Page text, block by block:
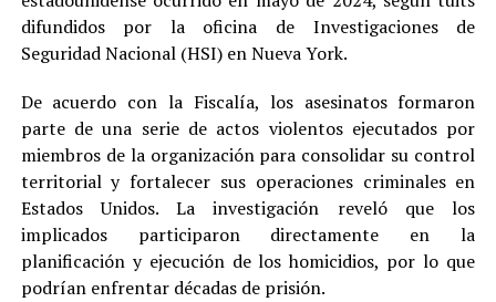
difundidos por la oficina de Investigaciones de
Seguridad Nacional (HSI) en Nueva York.
De acuerdo con la Fiscalía, los asesinatos formaron
parte de una serie de actos violentos ejecutados por
miembros de la organización para consolidar su control
territorial y fortalecer sus operaciones criminales en
Estados Unidos. La investigación reveló que los
implicados participaron directamente en la
planificación y ejecución de los homicidios, por lo que
podrían enfrentar décadas de prisión.